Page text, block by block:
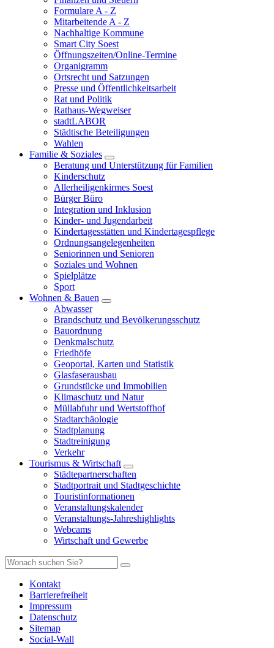
Formulare A - Z
Mitarbeitende A - Z
Nachhaltige Kommune
Smart City Soest
Öffnungszeiten/Online-Termine
Organigramm
Ortsrecht und Satzungen
Presse und Öffentlichkeitsarbeit
Rat und Politik
Rathaus-Wegweiser
stadtLABOR
Städtische Beteiligungen
Wahlen
Familie & Soziales
Beratung und Unterstützung für Familien
Kinderschutz
Allerheiligenkirmes Soest
Bürger Büro
Integration und Inklusion
Kinder- und Jugendarbeit
Kindertagesstätten und Kindertagespflege
Ordnungsangelegenheiten
Seniorinnen und Senioren
Soziales und Wohnen
Spielplätze
Sport
Wohnen & Bauen
Abwasser
Brandschutz und Bevölkerungsschutz
Bauordnung
Denkmalschutz
Friedhöfe
Geoportal, Karten und Statistik
Glasfaserausbau
Grundstücke und Immobilien
Klimaschutz und Natur
Müllabfuhr und Wertstoffhof
Stadtarchäologie
Stadtplanung
Stadtreinigung
Verkehr
Tourismus & Wirtschaft
Städtepartnerschaften
Stadtportrait und Stadtgeschichte
Touristinformationen
Veranstaltungskalender
Veranstaltungs-Jahreshighlights
Webcams
Wirtschaft und Gewerbe
Kontakt
Barrierefreiheit
Impressum
Datenschutz
Sitemap
Social-Wall